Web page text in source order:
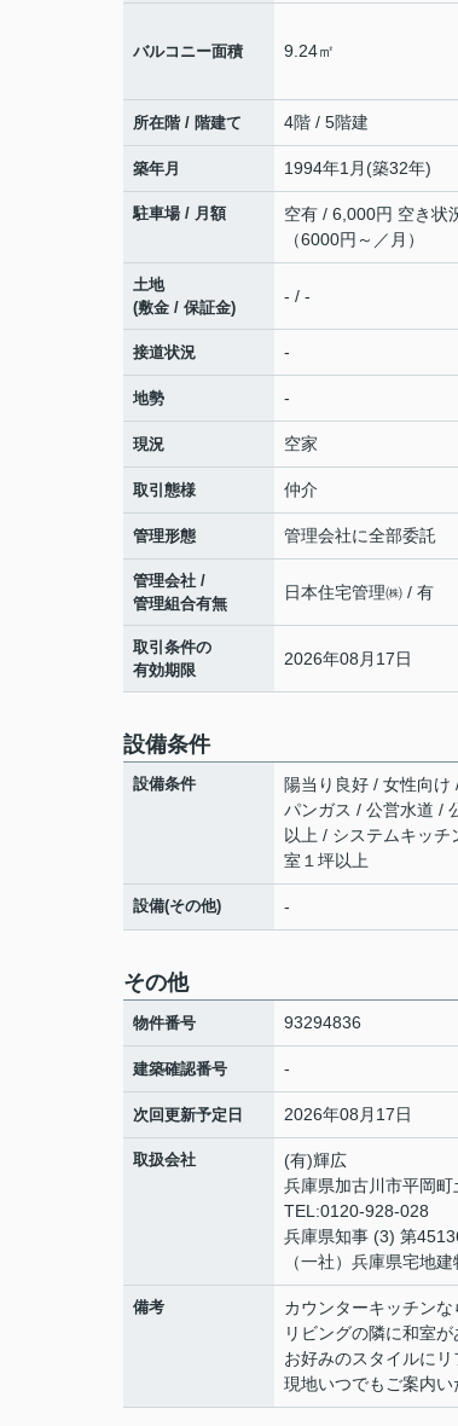
バルコニー面積 9.24㎡
所在階 / 階建て 4階 / 5階建
築年月 1994年1月(築32年)
駐車場 / 月額
空有 / 6,000円 空き状
（6000円～／月）
土地
(敷金 / 保証金)
- / -
接道状況 -
地勢 -
現況 空家
取引態様 仲介
管理形態 管理会社に全部委託
管理会社 /
管理組合有無
日本住宅管理㈱ / 有
取引条件の
有効期限
2026年08月17日
設備条件
設備条件
陽当り良好 / 女性向
パンガス / 公営水道 /
以上 / システムキッ
室１坪以上
設備(その他) -
その他
物件番号 93294836
建築確認番号 -
次回更新予定日 2026年08月17日
取扱会社
(有)輝広
兵庫県加古川市平岡町
TEL:0120-928-028
兵庫県知事 (3) 第
（一社）兵庫県宅地
備考
カウンターキッチン
リビングの隣に和室
お好みのスタイルにリ
現地いつでもご案内い